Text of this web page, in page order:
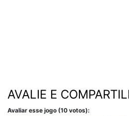
AVALIE E
Avaliar esse jogo (10 votos):